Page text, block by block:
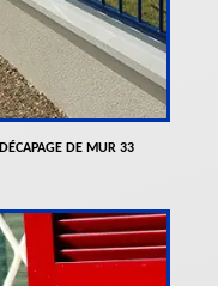
DÉCAPAGE DE MUR 33